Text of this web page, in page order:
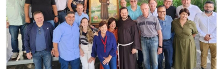
Estância
Turística
Guaratinguetá